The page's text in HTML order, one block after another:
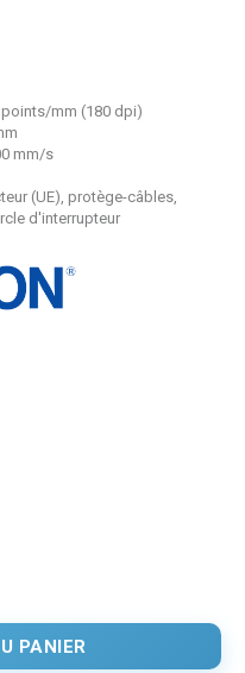
mm (180 dpi)
mm/s
(UE), protège-câbles,
d'interrupteur
PANIER